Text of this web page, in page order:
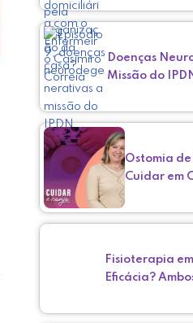
Doenças
Missão do
Ostomia de
Cuidar em
Fisioterapia
Eficácia?